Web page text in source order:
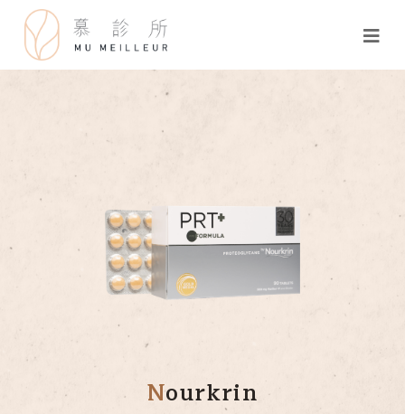
Nourkrin